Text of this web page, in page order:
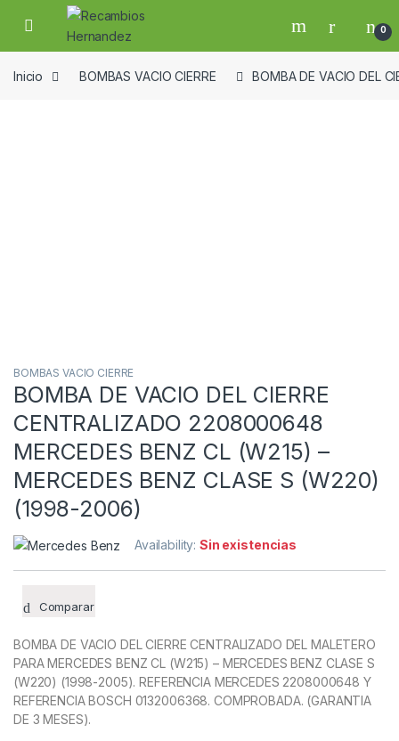
Skip to navigation
Skip to content
Open 0
Inicio BOMBAS VACIO CIERRE BOMBA DE VACIO DEL
BOMBAS VACIO CIERRE
BOMBA DE VACIO DEL CIERRE
CENTRALIZADO 2208000648
MERCEDES BENZ CL (W215) –
MERCEDES BENZ CLASE S (W220)
(1998-2006)
Availability:Sin existencias
Comparar
BOMBA DE VACIO DEL CIERRE CENTRALIZADO DEL MALETERO
PARA MERCEDES BENZ CL (W215) – MERCEDES BENZ CLASE S
(W220) (1998-2005). REFERENCIA MERCEDES 2208000648 Y
REFERENCIA BOSCH 0132006368. COMPROBADA. (GARANTIA
DE 3 MESES).